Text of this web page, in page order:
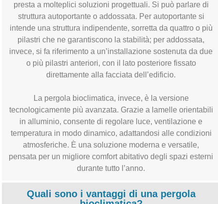
presta a molteplici soluzioni progettuali. Si può parlare di
struttura autoportante o addossata. Per autoportante si
intende una struttura indipendente, sorretta da quattro o più
pilastri che ne garantiscono la stabilità; per addossata,
invece, si fa riferimento a un’installazione sostenuta da due
o più pilastri anteriori, con il lato posteriore fissato
direttamente alla facciata dell’edificio.
La pergola bioclimatica, invece, è la versione
tecnologicamente più avanzata. Grazie a lamelle orientabili
in alluminio, consente di regolare luce, ventilazione e
temperatura in modo dinamico, adattandosi alle condizioni
atmosferiche. È una soluzione moderna e versatile,
pensata per un migliore comfort abitativo degli spazi esterni
durante tutto l’anno.
Quali sono i vantaggi di una pergola